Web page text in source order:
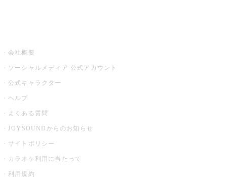
会社概要
ソーシャルメディア 公式アカウント
公式キャラクター
ヘルプ
よくある質問
JOYSOUNDからのお知らせ
サイトポリシー
カラオケ利用に当たって
利用規約